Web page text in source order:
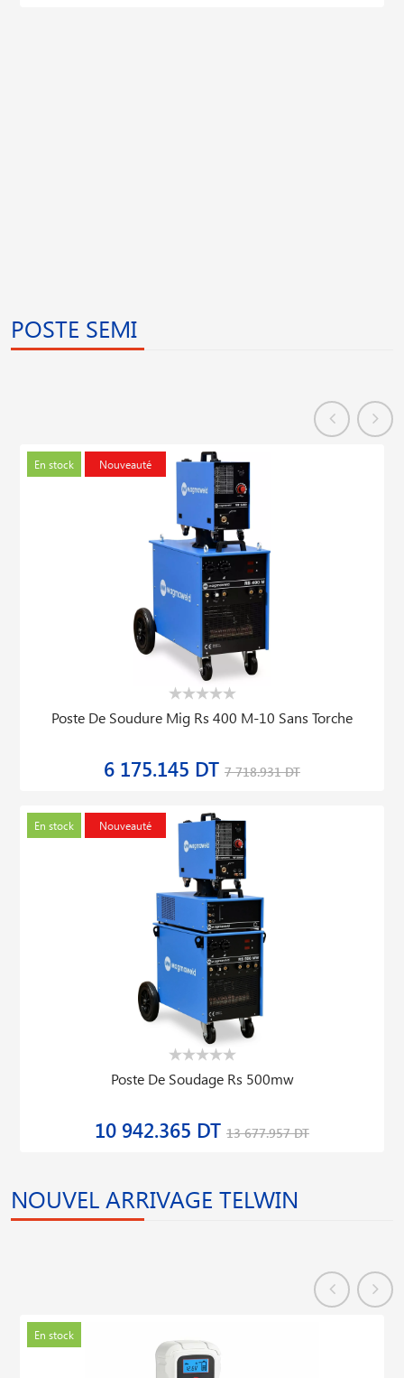
POSTE SEMI
En stock Nouveauté
Poste De Soudure Mig Rs 400 M-10 Sans Torche
6 175.145 DT 7 718.931 DT
En stock Nouveauté
Poste De Soudage Rs 500mw
10 942.365 DT 13 677.957 DT
NOUVEL ARRIVAGE TELWIN
En stock